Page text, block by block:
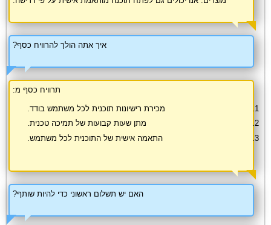
איך אתה הולך להרוויח כסף?
תרוויח כסף מ:
מכירת רישיונות תוכנית לכל משתמש בודד.
מתן שעות קבועות של תמיכה טכנית.
התאמה אישית של התוכנית לכל משתמש.
האם יש תשלום ראשוני כדי להיות שותף?